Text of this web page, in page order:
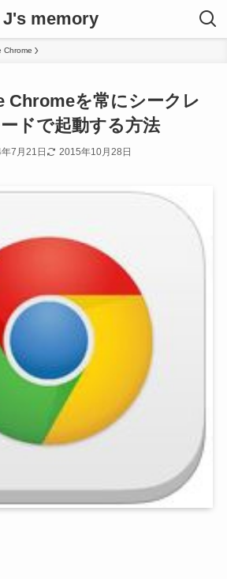
J's memory
Chrome
Chromeを常にシークレ
ドで起動する方法
7月21日 2015年10月28日